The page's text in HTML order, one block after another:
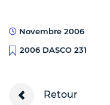
Novembre 2006
2006 DASCO 231
Retour